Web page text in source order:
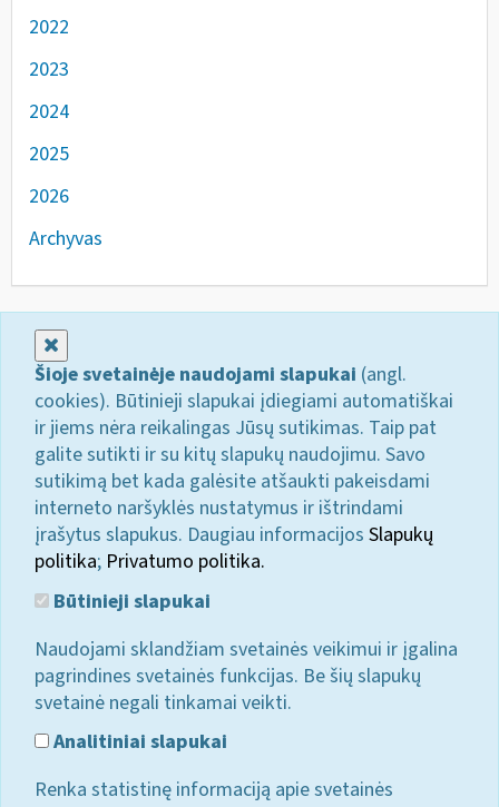
2022
2023
2024
2025
2026
Archyvas
Šioje svetainėje naudojami slapukai (angl.
cookies). Būtinieji slapukai įdiegiami automatiškai
ir jiems nėra reikalingas Jūsų sutikimas. Taip pat
galite sutikti ir su kitų slapukų naudojimu. Savo
sutikimą bet kada galėsite atšaukti pakeisdami
interneto naršyklės nustatymus ir ištrindami
įrašytus slapukus. Daugiau informacijos Slapukų
politika; Privatumo politika.
Būtinieji slapukai
Naudojami sklandžiam svetainės veikimui ir įgalina
pagrindines svetainės funkcijas. Be šių slapukų
svetainė negali tinkamai veikti.
Analitiniai slapukai
Renka statistinę informaciją apie svetainės